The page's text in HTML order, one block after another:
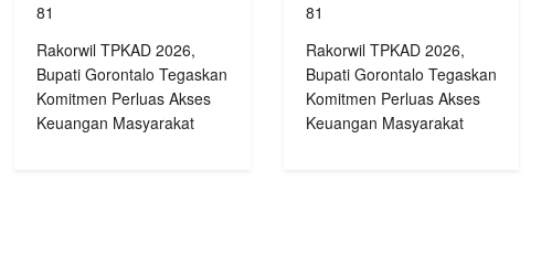
81
Rakorwil TPKAD 2026,
Bupati Gorontalo Tegaskan
Komitmen Perluas Akses
Keuangan Masyarakat
81
Rakorwil TPKAD 2026,
Bupati Gorontalo Tegaskan
Komitmen Perluas Akses
Keuangan Masyarakat